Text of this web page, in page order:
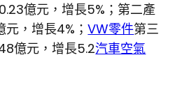
億元，增長5%；第二產
元，增長4%；VW零件第三
億元，增長5.2汽車空氣